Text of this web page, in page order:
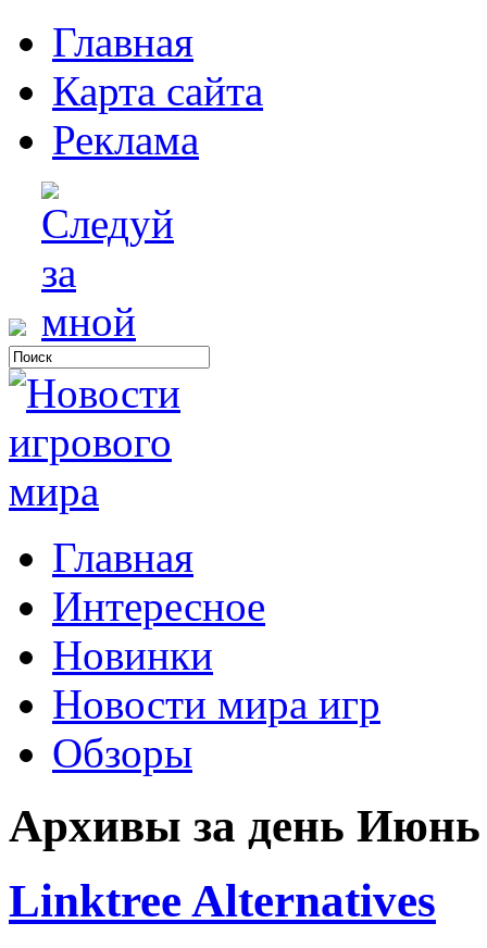
Главная
Карта сайта
Реклама
Главная
Интересное
Новинки
Новости мира игр
Обзоры
Архивы за день Июнь
Linktree Alternatives